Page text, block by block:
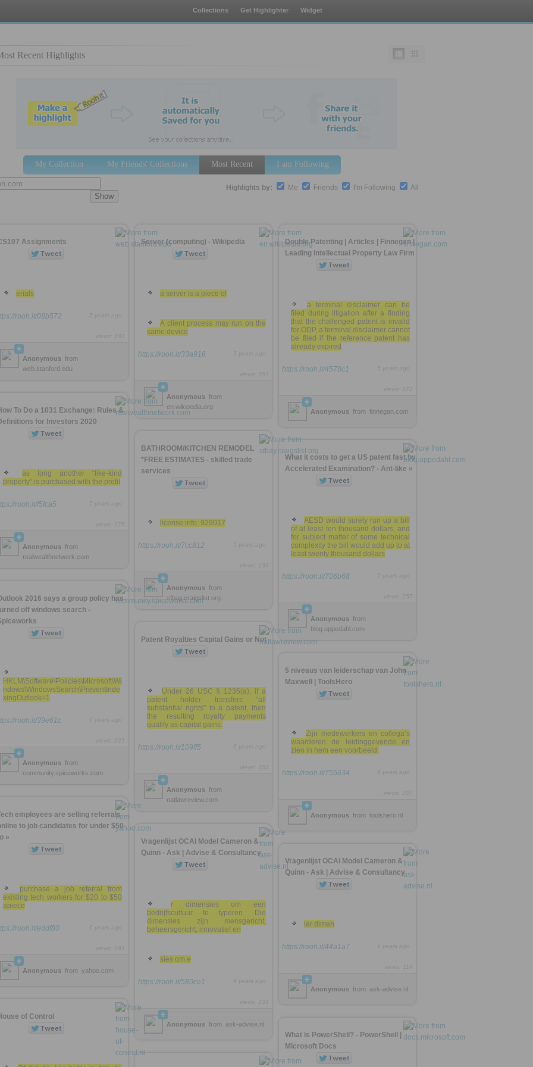
Collections Get Highlighter Widget
Recent Highlights
My Collection My Friends' Collections Most Recent I am Following
Highlights by: Me Friends I'm Following All
Assignments
erials
rooh.it/08b572
Anonymous from
web.stanford.edu
Server (computing) - Wikipedia
a server is a piece of
A client process may run on the
same device
https://rooh.it/33a916
Anonymous from
en.wikipedia.org
Double Patenting | Articles | Finnegan |
Leading Intellectual Property Law Firm
a terminal disclaimer can be
filed during litigation after a finding
that the challenged patent is invalid
for ODP, a terminal disclaimer cannot
be filed if the reference patent has
already expired
https://rooh.it/4578c1
Anonymous from finnegan.com
To Do a 1031 Exchange: Rules &
for Investors 2020
as long another “like-kind
property” is purchased with the profit
rooh.it/f5fca5
Anonymous from
realwealthnetwork.com
BATHROOM/KITCHEN REMODEL
*FREE ESTIMATES - skilled trade
services
license info: 929017
https://rooh.it/7cc812
Anonymous from
sfbay.craigslist.org
What it costs to get a US patent fast by
Accelerated Examination? - Ant-like »
AESD would surely run up a bill
of at least ten thousand dollars, and
for subject matter of some technical
complexity the bill would add up to at
least twenty thousand dollars
https://rooh.it/706b68
Anonymous from
blog.oppedahl.com
2016 says a group policy has
off windows search -
HKLM\Software\Policies\Microsoft\Wi
ndows\WindowsSearch\PreventInde
xingOutlook=1
rooh.it/39e61c
Anonymous from
community.spiceworks.com
Patent Royalties Capital Gains or Not
Under 26 USC § 1235(a), if a
patent holder transfers “all
substantial rights” to a patent, then
the resulting royalty payments
qualify as capital gains.
https://rooh.it/109ff5
Anonymous from
natlawreview.com
5 niveaus van leiderschap van John
Maxwell | ToolsHero
Zijn medewerkers en collega’s
waarderen de leidinggevende en
zien in hem een voorbeeld.
https://rooh.it/755634
Anonymous from toolshero.nl
employees are selling referrals
to job candidates for under $50
»
purchase a job referral from
existing tech workers for $20 to $50
apiece
rooh.it/eddf80
Anonymous from yahoo.com
Vragenlijst OCAI Model Cameron &
Quinn - Ask | Advise & Consultancy
r dimensies om een
bedrijfscultuur te typeren. Die
dimensies zijn mensgericht,
beheersgericht, innovatief en
sies om e
https://rooh.it/580ce1
Anonymous from ask-advise.nl
Vragenlijst OCAI Model Cameron &
Quinn - Ask | Advise & Consultancy
ier dimen
https://rooh.it/44a1a7
Anonymous from ask-advise.nl
of Control
What is PowerShell? - PowerShell |
Microsoft Docs